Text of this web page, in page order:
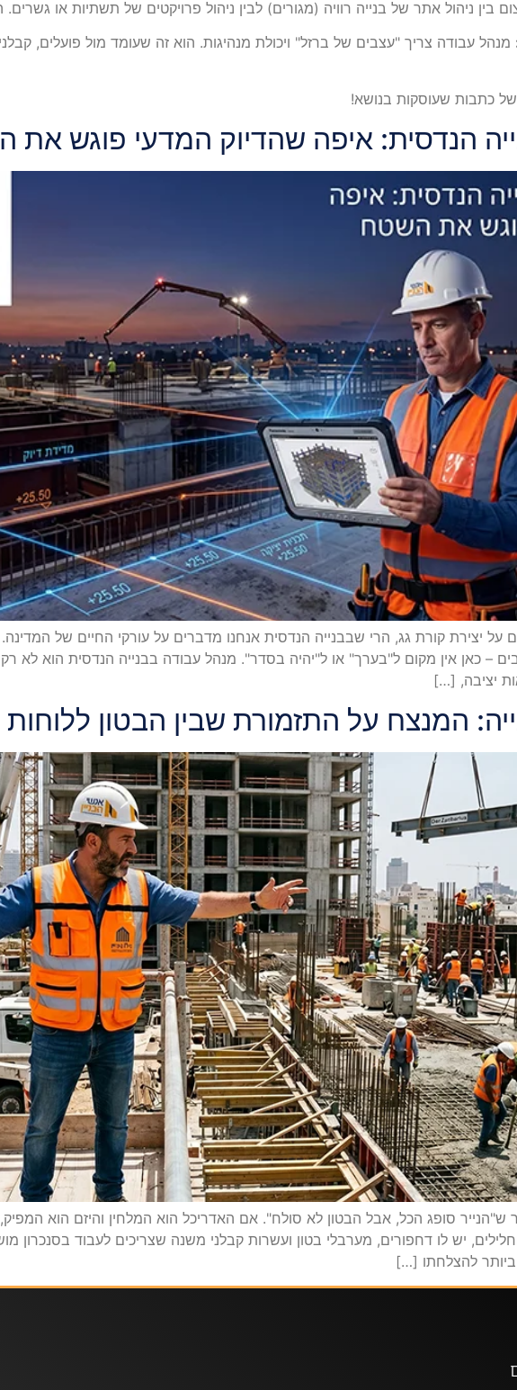
בין ניהול אתר של בנייה רוויה (מגורים) לבין ניהול פרויקטים של תשתיות או
מנהל עבודה צריך "עצבים של ברזל" ויכולת מנהיגות. הוא זה שעומד מול פועלים,
כתבות שעוסקות בנושא!
הנדסית: איפה שהדיוק המדעי פוגש את
על יצירת קורת גג, הרי שבבנייה הנדסית אנחנו מדברים על עורקי החיים של
– כאן אין מקום ל"בערך" או ל"יהיה בסדר". מנהל עבודה בבנייה הנדסית הוא לא
יציבה, […]
המנצח על התזמורת שבין הבטון ללוחות
ש"הנייר סופג הכל, אבל הבטון לא סולח". אם האדריכל הוא המלחין והיזם הוא
יש לו דחפורים, מערבלי בטון ועשרות קבלני משנה שצריכים לעבוד
ביותר להצלחתו […]